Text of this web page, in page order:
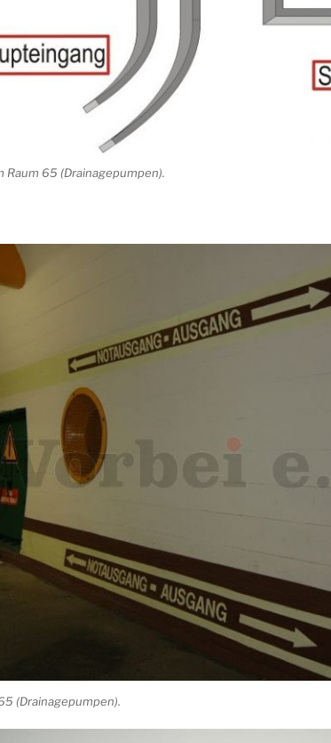
Raum 65 (Drainagepumpen).
(Drainagepumpen).